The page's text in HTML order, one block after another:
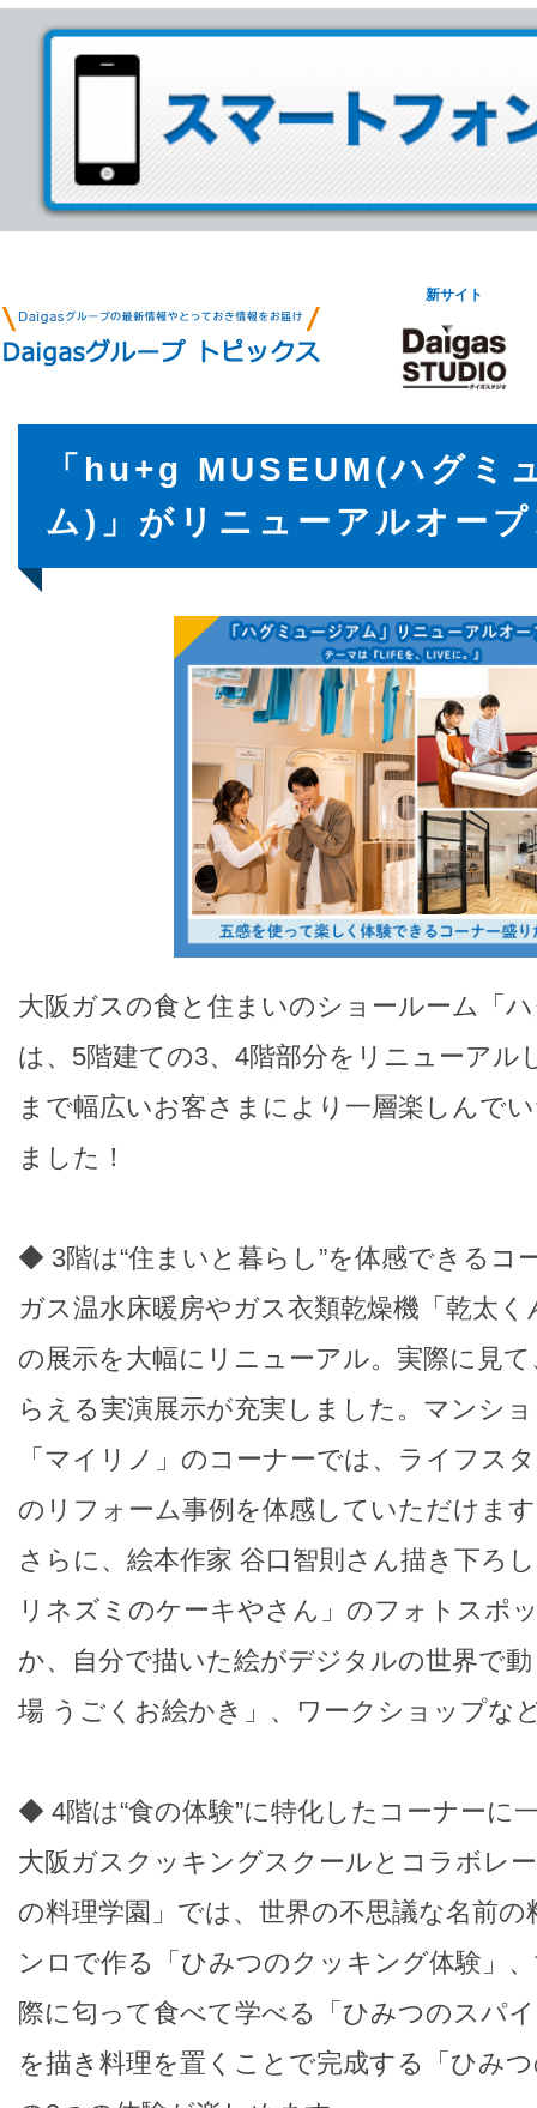
新サイト
「hu+g MUSEUM(ハグミ
ム)」がリニューアルオー
大阪ガスの食と住まいのショールーム「
は、5階建ての3、4階部分をリニューアル
まで幅広いお客さまにより一層楽しんで
ました！
◆ 3階は“住まいと暮らし”を体感できるコ
ガス温水床暖房やガス衣類乾燥機「乾太
の展示を大幅にリニューアル。実際に見
らえる実演展示が充実しました。マンシ
「マイリノ」のコーナーでは、ライフス
のリフォーム事例を体感していただけま
さらに、絵本作家 谷口智則さん描き下ろ
リネズミのケーキやさん」のフォトスポ
か、自分で描いた絵がデジタルの世界で
場 うごくお絵かき」、ワークショップな
◆ 4階は“食の体験”に特化したコーナーに
大阪ガスクッキングスクールとコラボレ
の料理学園」では、世界の不思議な名前
ンロで作る「ひみつのクッキング体験」
際に匂って食べて学べる「ひみつのスパ
を描き料理を置くことで完成する「ひみ